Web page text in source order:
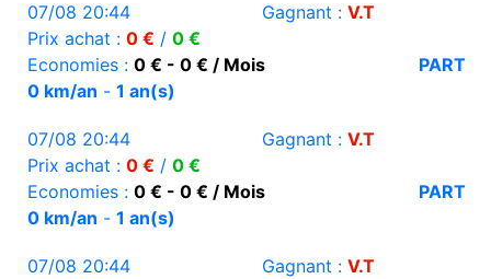
07/08 20:44 Gagnant : V.T
Prix achat : 0 € / 0 €
Economies : 0 € - 0 € / Mois
PART
0 km/an - 1 an(s)
07/08 20:44 Gagnant : V.T
Prix achat : 0 € / 0 €
Economies : 0 € - 0 € / Mois
PART
0 km/an - 1 an(s)
07/08 20:44 Gagnant : V.T